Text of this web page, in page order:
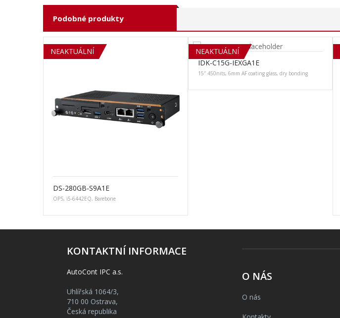
Podobné produkty
SOLD OUT
NEAKTUÁLNÍ
DS-280GB-S9A1E
OPS, i5-6442EQ, Barebone
NEAKTUÁLNÍ
IDK-C15G-IEXGA1E
15″ 450nits, 6mm AF coating glass, dry bonding
KONTAKTNÍ INFORMACE
AutoCont IPC a.s.
Uhlířská 1064/3,
710 00 Ostrava,
Česká republika
O NÁS
O nás